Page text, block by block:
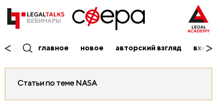
главное новое авторский взгляд вход/
Статьи по теме NASA